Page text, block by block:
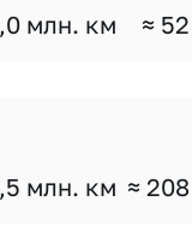
млн. км ≈
млн. км ≈